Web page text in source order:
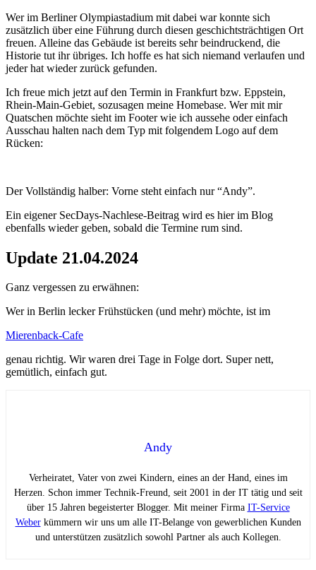
Wer im Berliner Olympiastadium mit dabei war konnte sich
zusätzlich über eine Führung durch diesen geschichtsträchtigen Ort
freuen. Alleine das Gebäude ist bereits sehr beindruckend, die
Historie tut ihr übriges. Ich hoffe es hat sich niemand verlaufen und
jeder hat wieder zurück gefunden.
Ich freue mich jetzt auf den Termin in Frankfurt bzw. Eppstein,
Rhein-Main-Gebiet, sozusagen meine Homebase. Wer mit mir
Quatschen möchte sieht im Footer wie ich aussehe oder einfach
Ausschau halten nach dem Typ mit folgendem Logo auf dem
Rücken:
Der Vollständig halber: Vorne steht einfach nur “Andy”.
Ein eigener SecDays-Nachlese-Beitrag wird es hier im Blog
ebenfalls wieder geben, sobald die Termine rum sind.
Update 21.04.2024
Ganz vergessen zu erwähnen:
Wer in Berlin lecker Frühstücken (und mehr) möchte, ist im
Mierenback-Cafe
genau richtig. Wir waren drei Tage in Folge dort. Super nett,
gemütlich, einfach gut.
Andy
Verheiratet, Vater von zwei Kindern, eines an der Hand, eines im
Herzen. Schon immer Technik-Freund, seit 2001 in der IT tätig und seit
über 15 Jahren begeisterter Blogger. Mit meiner Firma IT-Service
Weberkümmern wir uns um alle IT-Belange von gewerblichen Kunden
und unterstützen zusätzlich sowohl Partner als auch Kollegen.